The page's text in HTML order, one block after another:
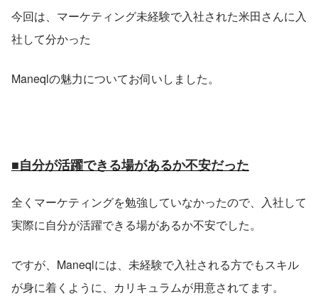
今回は、マーケティング未経験で入社された米田さんに入
社して分かった
Maneqlの魅力についてお伺いしました。
■自分が活躍できる場があるか不安だった
全くマーケティングを勉強していなかったので、入社して
実際に自分が活躍できる場があるか不安でした。
ですが、Maneqlには、未経験で入社される方でもスキル
が身に着くように、カリキュラムが用意されてます。